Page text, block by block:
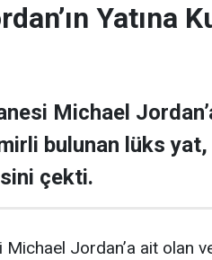
Yatına
Michael
bulunan lüks
çekti.
Jordan’a ait olan